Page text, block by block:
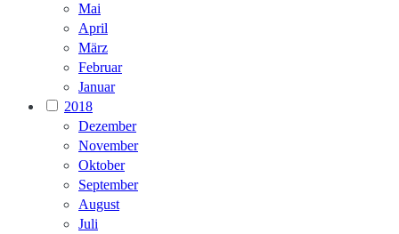
Mai
April
März
Februar
Januar
2018
Dezember
November
Oktober
September
August
Juli